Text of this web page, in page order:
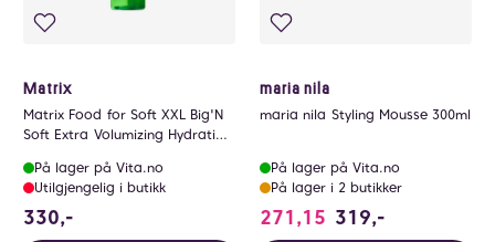
Matrix
Matrix Food for Soft XXL Big'N
Soft Extra Volumizing Hydrating
På lager på Vita.no
Utilgjengelig i butikk
330,-
maria nila
maria nila Styling Mousse 300ml
På lager på Vita.no
På lager i 2 butikker
271,15 319,-